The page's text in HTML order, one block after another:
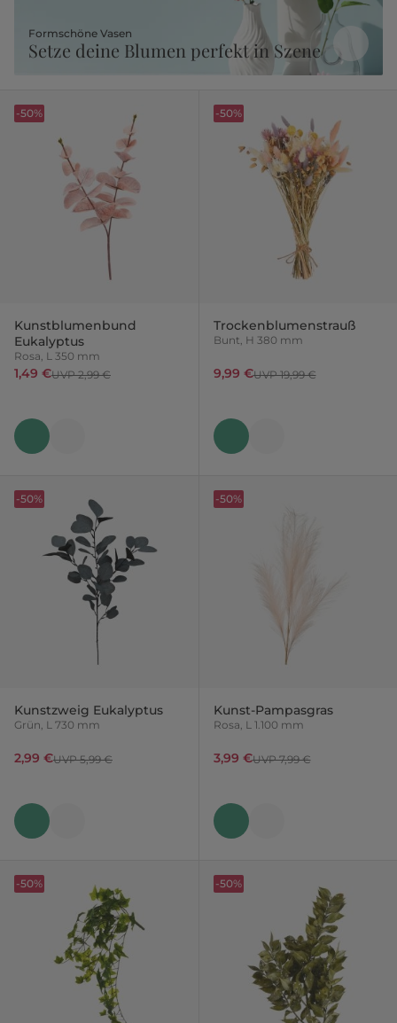
Formschöne Vasen
Setze deine Blumen perfekt in Szene
Kunstblumenbund
Eukalyptus
Rosa, L 350 mm
1,49 €UVP 2,99 €
-50%
Trockenblumenstrauß
Bunt, H 380 mm
9,99 €UVP 19,99 €
-50%
Kunstzweig Eukalyptus
Grün, L 730 mm
2,99 €UVP 5,99 €
-50%
Kunst-Pampasgras
Rosa, L 1.100 mm
3,99 €UVP 7,99 €
-50%
-50% -50%